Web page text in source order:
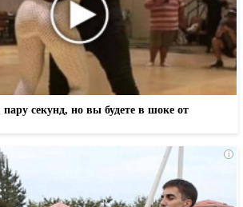
секунд, но вы будете в шоке от
i